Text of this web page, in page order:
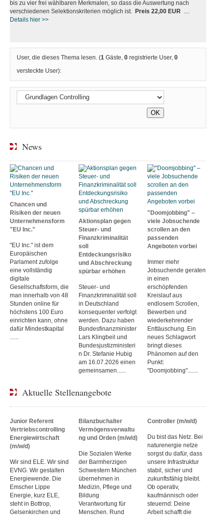
bis zu vier frei wählbaren Merkmalen, so dass die Auswertung nach
verschiedenen Selektionskriterien möglich ist. Preis 22,00 EUR
Details hier >>
User, die dieses Thema lesen. (1 Gäste,0 registrierte User,0
versteckte User):
News
Chancen und
Risiken der neuen
Unternehmensform
"EU Inc."
"EU Inc." ist dem
Europäischen
Parlament zufolge
eine vollständig
digitale
Gesellschaftsform, die
man innerhalb von 48
Stunden online für
höchstens 100 Euro
einrichten kann, ohne
dafür Mindestkapital
Aktionsplan gegen
Steuer- und
Finanzkriminalität
soll
Entdeckungsrisiko
und Abschreckung
spürbar erhöhen
Steuer- und
Finanzkriminalität soll
in Deutschland
konsequenter verfolgt
werden. Dazu haben
Bundesfinanzminister
Lars Klingbeil und
Bundesjustizministeri
n Dr. Stefanie Hubig
am 16.07.2026 einen
gemeinsamen......
"Doomjobbing" –
viele Jobsuchende
scrollen an den
passenden
Angeboten vorbei
Immer mehr
Jobsuchende geraten
in einen
erschöpfenden
Kreislauf aus
endlosem Scrollen,
Bewerben und
wiederkehrender
Enttäuschung. Ein
neues Schlagwort
bringt dieses
Phänomen auf den
Punkt:
"Doomjobbing".......
Aktuelle Stellenangebote
Junior Referent
Vertriebscontrolling
Energiewirtschaft
(m/w/d)
Wir sind ELE. Wir sind
EVNG. Wir gestalten
Energiewende. Die
Emscher Lippe
Energie, kurz ELE,
steht in Bottrop,
Gelsenkirchen und
Bilanzbuchalter
Vermögensverwaltu
ng und Orden (m/w/d)
Die Sozialen Werke
der Barmherzigen
Schwestern München
übernehmen in
Medizin, Pflege und
Bildung
Verantwortung für
Menschen. Rund
Controller (m/w/d)
Du bist das Netz. Bei
naturenergie netze
sorgst du dafür, dass
unsere Infrastruktur
stabil, sicher und
zukunftsfähig bleibt.
Ob operativ,
kaufmännisch oder
steuernd: Deine
Arbeit schafft die